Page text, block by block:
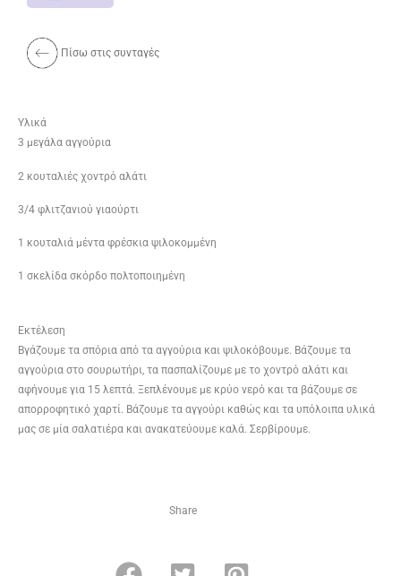
Πίσω στις συνταγές
Υλικά
3 μεγάλα αγγούρια
2 κουταλιές χοντρό αλάτι
3/4 φλιτζανιού γιαούρτι
1 κουταλιά μέντα φρέσκια ψιλοκομμένη
1 σκελίδα σκόρδο πολτοποιημένη
Εκτέλεση
Βγάζουμε τα σπόρια από τα αγγούρια και ψιλοκόβουμε. Βάζουμε τα
αγγούρια στο σουρωτήρι, τα πασπαλίζουμε με το χοντρό αλάτι και
αφήνουμε για 15 λεπτά. Ξεπλένουμε με κρύο νερό και τα βάζουμε σε
απορροφητικό χαρτί. Βάζουμε τα αγγούρι καθώς και τα υπόλοιπα υλικά
μας σε μία σαλατιέρα και ανακατεύουμε καλά. Σερβίρουμε.
Share